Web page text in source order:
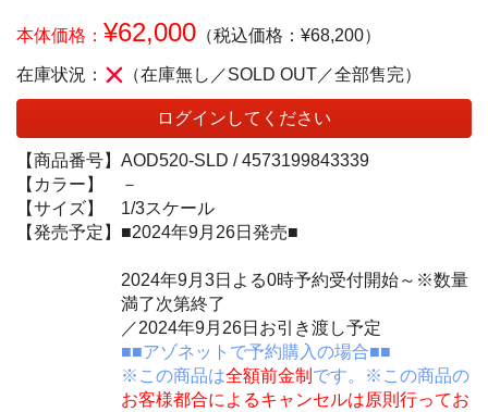
本体価格： ¥62,000 （税込価格：¥68,200）
在庫状況： （在庫無し／SOLD OUT／全部售完）
ログインしてください
【商品番号】 AOD520-SLD /4573199843339
【カラー】
－
【サイズ】
1/3スケール
【発売予定】 ■2024年9月26日発売■
2024年9月3日よる0時予約受付開始～※数量
満了次第終了
／2024年9月26日お引き渡し予定
■■アゾネットで予約購入の場合■■
※この商品は全額前金制 です。※この商品の
お客様都合によるキャンセルは原則行ってお